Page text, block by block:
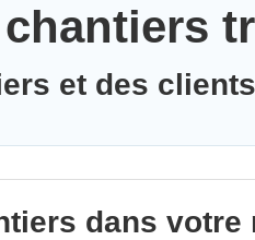
et des
dans votre